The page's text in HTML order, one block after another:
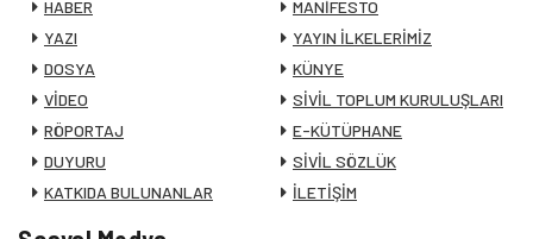
HABER
YAZI
DOSYA
VİDEO
RÖPORTAJ
DUYURU
KATKIDA BULUNANLAR
MANİFESTO
YAYIN İLKELERİMİZ
KÜNYE
SİVİL TOPLUM KURULUŞLARI
E-KÜTÜPHANE
SİVİL SÖZLÜK
İLETİŞİM